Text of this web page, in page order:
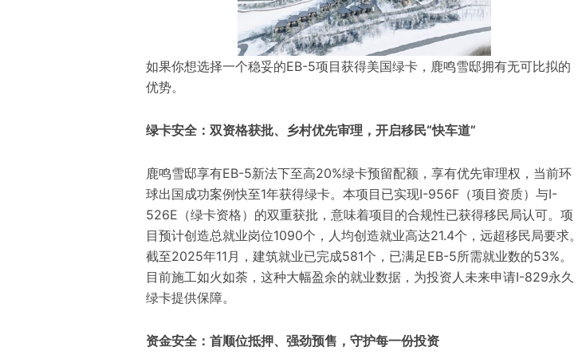
如果你想选择一个稳妥的EB-5项目获得美国绿卡，鹿鸣雪邸拥有无可比拟的
优势。
绿卡安全：双资格获批、乡村优先审理，开启移民“快车道”
鹿鸣雪邸享有EB-5新法下至高20%绿卡预留配额，享有优先审理权，当前环
球出国成功案例快至1年获得绿卡。本项目已实现I-956F（项目资质）与I-
526E（绿卡资格）的双重获批，意味着项目的合规性已获得移民局认可。项
目预计创造总就业岗位1090个，人均创造就业高达21.4个，远超移民局要求。
截至2025年11月，建筑就业已完成581个，已满足EB-5所需就业数的53%。
目前施工如火如荼，这种大幅盈余的就业数据，为投资人未来申请I-829永久
绿卡提供保障。
资金安全：首顺位抵押、强劲预售，守护每一份投资